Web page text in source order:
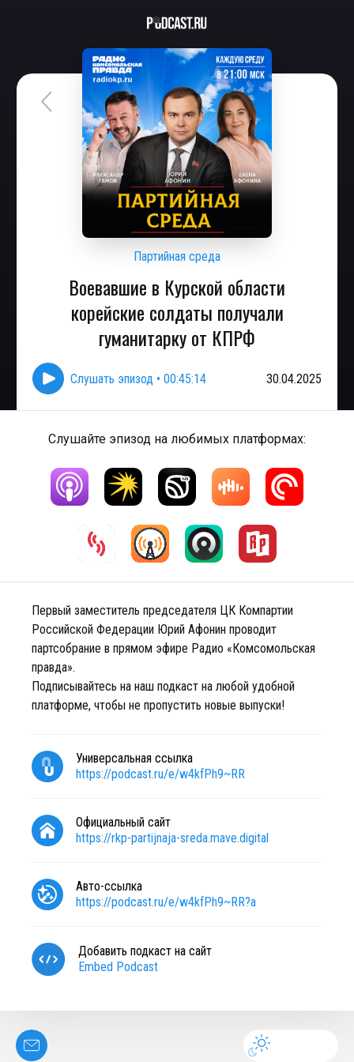
Партийная среда
Воевавшие в Курской области
корейские солдаты получали
гуманитарку от КПРФ
Слушать эпизод • 00:45:14 30.04.2025
Слушайте эпизод на любимых платформах:
Первый заместитель председателя ЦК Компартии
Российской Федерации Юрий Афонин проводит
партсобрание в прямом эфире Радио «Комсомольская
правда».
Подписывайтесь на наш подкаст на любой удобной
платформе, чтобы не пропустить новые выпуски!
Универсальная ссылка
https://podcast.ru/e/w4kfPh9~RR
Официальный сайт
https://rkp-partijnaja-sreda.mave.digital
Авто-ссылка
https://podcast.ru/e/w4kfPh9~RR?a
Добавить подкаст на сайт
Embed Podcast